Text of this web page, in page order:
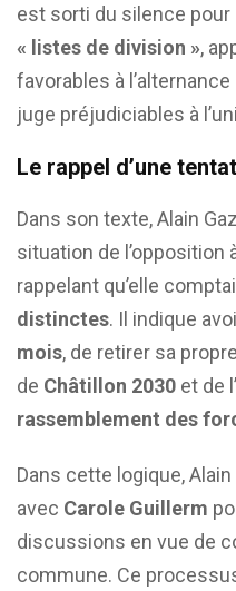
est sorti du silence pour
« listes de division »,
favorables à
juge préjudiciables à
Le rappel d’une
Dans son texte, Alain
situation de l’opposition
rappelant qu’elle
distinctes. Il indique
mois, de retirer sa
de Châtillon 2030 et de
rassemblement des
Dans cette logique,
avec Carole Guillerm
discussions en vue de
commune. Ce